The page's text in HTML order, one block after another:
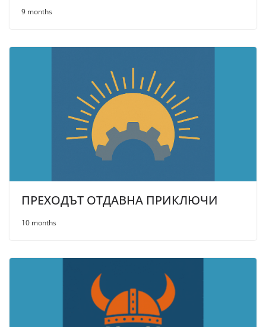
9 months
ПРЕХОДЪТ ОТДАВНА ПРИКЛЮЧИ
10 months